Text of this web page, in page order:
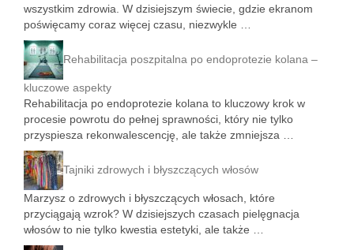
wszystkim zdrowia. W dzisiejszym świecie, gdzie ekranom
poświęcamy coraz więcej czasu, niezwykle …
Rehabilitacja poszpitalna po endoprotezie kolana –
kluczowe aspekty
Rehabilitacja po endoprotezie kolana to kluczowy krok w
procesie powrotu do pełnej sprawności, który nie tylko
przyspiesza rekonwalescencję, ale także zmniejsza …
Tajniki zdrowych i błyszczących włosów
Marzysz o zdrowych i błyszczących włosach, które
przyciągają wzrok? W dzisiejszych czasach pielęgnacja
włosów to nie tylko kwestia estetyki, ale także …